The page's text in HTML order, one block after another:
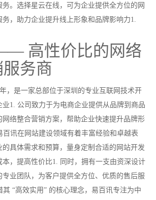
。选择星云在线，可为企业提供全方位的网
，助力企业提升线上形象和品牌影响力1.
高性价比的网络
务商
，是一家总部位于深圳的专业互联网技术开
1. 公司致力于为电商企业提供从品牌到商品
络整合营销方案，帮助企业快速提升品牌形
百讯在网站建设领域有着丰富经验和卓越表
具体需求和预算，量身定制合适的网站开发
本，提高性价比1. 同时，拥有一支由资深设计
专业团队，为客户提供全方位、优质的售后服
其 “高效实用” 的核心理念，易百讯专注为中